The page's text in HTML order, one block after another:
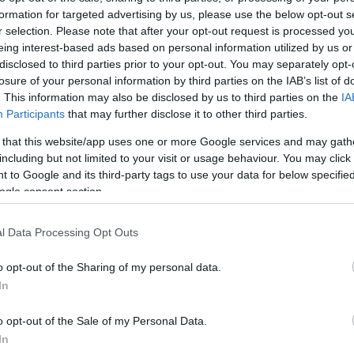
for targeted advertising by us, please use the below opt-out
selection. Please note that after your opt-out request is processed
interest-based ads based on personal information utilized by us
to third parties prior to your opt-out. You may separately
of your personal information by third parties on the IAB’s list of
This information may also be disclosed by us to third parties on the
Participants that may further disclose it to other third parties.
that this website/app uses one or more Google services and may
but not limited to your visit or usage behaviour. You may
to Google and its third-party tags to use your data for below
consent section.
Data Processing Opt Outs
opt-out of the Sharing of my personal data.
opt-out of the Sale of my Personal Data.
Jelszó Emlékezzen rám
Regisztráció
szaknévsora
KERTÉSZ ÉS KERTÉSZET REGISZTRÁCIÓ NÖVÉNYKATALÓGUS